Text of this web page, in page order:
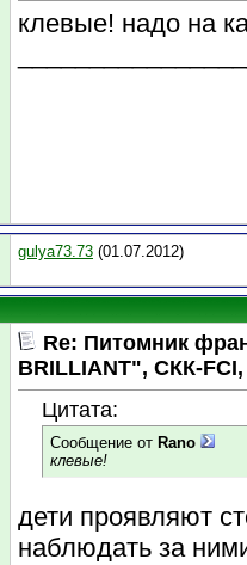
клевые! надо на
gulya73.73 (01.07.2012)
Re: Питомник
BRILLIANT", СКК-FCI,
Цитата:
Сообщение от Rano
клевые!
дети проявляют
наблюдать за